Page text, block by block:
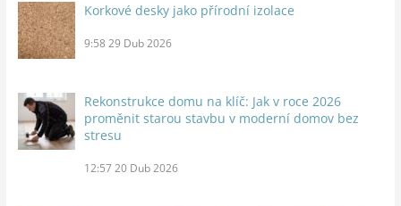
Korkové desky jako přírodní izolace
9:58 29 Dub 2026
Rekonstrukce domu na klíč: Jak v roce 2026
proměnit starou stavbu v moderní domov bez
stresu
12:57 20 Dub 2026